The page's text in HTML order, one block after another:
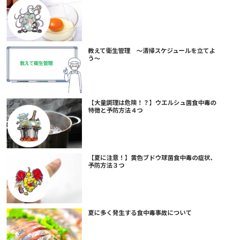
教えて衛生管理 ～清掃スケジュールを立てよ
う～
【大量調理は危険！？】ウエルシュ菌食中毒の
特徴と予防方法４つ
【夏に注意！】黄色ブドウ球菌食中毒の症状、
予防方法３つ
夏に多く発生する食中毒事故について